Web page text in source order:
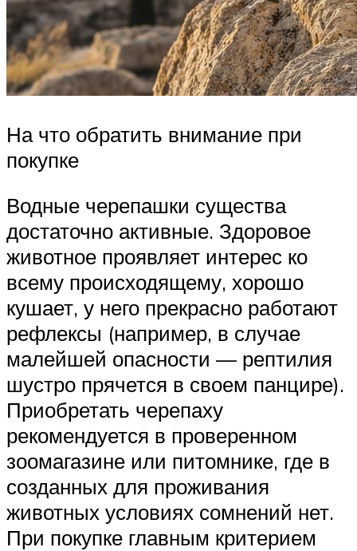
На что обратить внимание при
покупке
Водные черепашки существа
достаточно активные. Здоровое
животное проявляет интерес ко
всему происходящему, хорошо
кушает, у него прекрасно работают
рефлексы (например, в случае
малейшей опасности — рептилия
шустро прячется в своем панцире).
Приобретать черепаху
рекомендуется в проверенном
зоомагазине или питомнике, где в
созданных для проживания
животных условиях сомнений нет.
При покупке главным критерием